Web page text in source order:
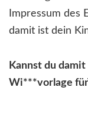
Impressum des
damit ist dein
Kannst du
Wi***vorlage